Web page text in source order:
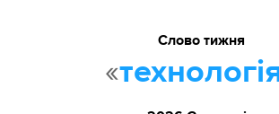
Слово тижня
«